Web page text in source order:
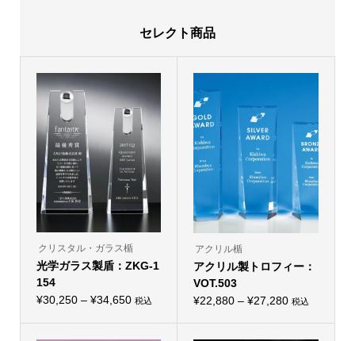
セレクト商品
クリスタル・ガラス楯
光学ガラス製盾：ZKG-1
154
¥30,250 – ¥34,650価税込
の
アクリル楯
アクリル製トロフィー：
VOT.503
¥22,880 – ¥27,280価税込
の